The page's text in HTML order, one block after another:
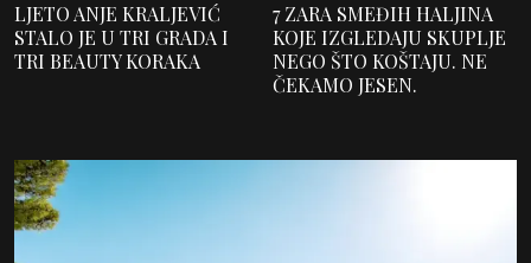
LJETO ANJE KRALJEVIĆ
STALO JE U TRI GRADA I
TRI BEAUTY KORAKA
7 ZARA SMEĐIH HALJINA
KOJE IZGLEDAJU SKUPLJE
NEGO ŠTO KOŠTAJU. NE
ČEKAMO JESEN.